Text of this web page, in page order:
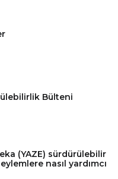
Bülteni
(YAZE) sürdürülebilir
nasıl yardımcı